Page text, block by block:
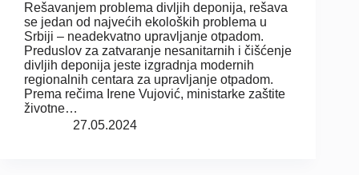
Rešavanjem problema divljih deponija, rešava
se jedan od najvećih ekoloških problema u
Srbiji – neadekvatno upravljanje otpadom.
Preduslov za zatvaranje nesanitarnih i čišćenje
divljih deponija jeste izgradnja modernih
regionalnih centara za upravljanje otpadom.
Prema rečima Irene Vujović, ministarke zaštite
životne…
27.05.2024